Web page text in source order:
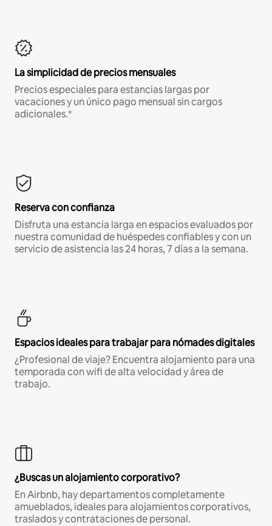
La simplicidad de precios mensuales
Precios especiales para estancias largas por
vacaciones y un único pago mensual sin cargos
adicionales.*
Reserva con confianza
Disfruta una estancia larga en espacios evaluados por
nuestra comunidad de huéspedes confiables y con un
servicio de asistencia las 24 horas, 7 días a la semana.
Espacios ideales para trabajar para nómades digitales
¿Profesional de viaje? Encuentra alojamiento para una
temporada con wifi de alta velocidad y área de
trabajo.
¿Buscas un alojamiento corporativo?
En Airbnb, hay departamentos completamente
amueblados, ideales para alojamientos corporativos,
traslados y contrataciones de personal.